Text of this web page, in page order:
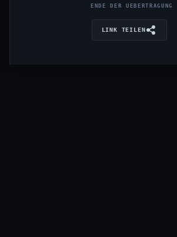
ENDE DER UEBERTRAGUNG
LINK TEILEN